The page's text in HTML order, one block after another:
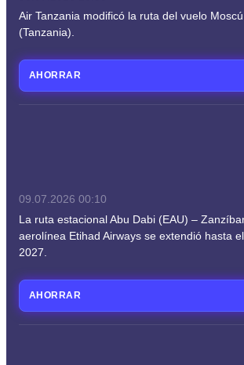
Air Tanzania modificó la ruta del vuelo
(Tanzania).
AHORRAR
09.07.2026 00:10
La ruta estacional Abu Dabi (EAU) –
aerolínea Etihad Airways se extendió hasta
2027.
AHORRAR